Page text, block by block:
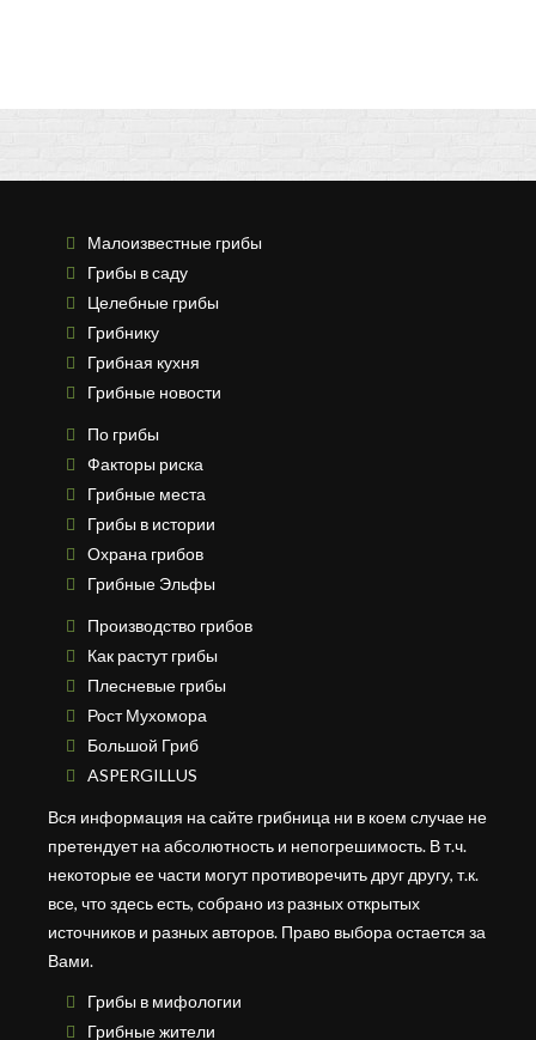
Малоизвестные грибы
Грибы в саду
Целебные грибы
Грибнику
Грибная кухня
Грибные новости
По грибы
Факторы риска
Грибные места
Грибы в истории
Охрана грибов
Грибные Эльфы
Производство грибов
Как растут грибы
Плесневые грибы
Рост Мухомора
Большой Гриб
ASPERGILLUS
Вся информация на сайте грибница ни в коем случае не
претендует на абсолютность и непогрешимость. В т.ч.
некоторые ее части могут противоречить друг другу, т.к.
все, что здесь есть, собрано из разных открытых
источников и разных авторов. Право выбора остается за
Вами.
Грибы в мифологии
Грибные жители